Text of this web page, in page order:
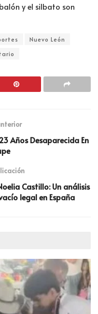
y el silbato son
Nuevo León
Años Desaparecida En
Castillo: Un análisis
legal en España